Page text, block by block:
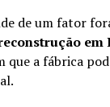
de um fator
em
que a fábrica